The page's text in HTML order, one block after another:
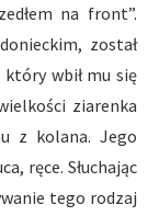
na front”.
został
wbił mu się
ziarenka
z kolana. Jego
ręce. Słuchając
tego rodzaj